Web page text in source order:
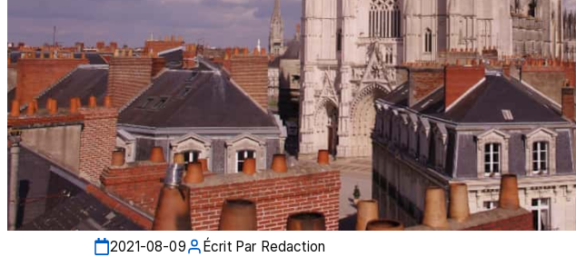
2021-08-09 Écrit Par Redaction